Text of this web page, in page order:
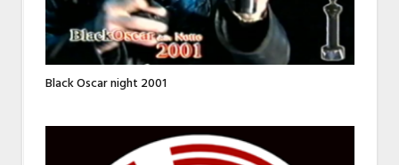
Black Oscar night 2001